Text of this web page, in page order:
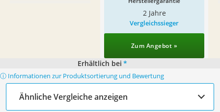
2 Jahre
Vergleichssieger
Zum Angebot »
Erhältlich bei *
ⓘ Informationen zur Produktsortierung und Bewertung
Ähnliche Vergleiche anzeigen